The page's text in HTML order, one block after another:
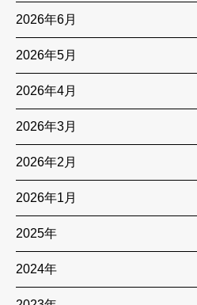
2026年6月
2026年5月
2026年4月
2026年3月
2026年2月
2026年1月
2025年
2024年